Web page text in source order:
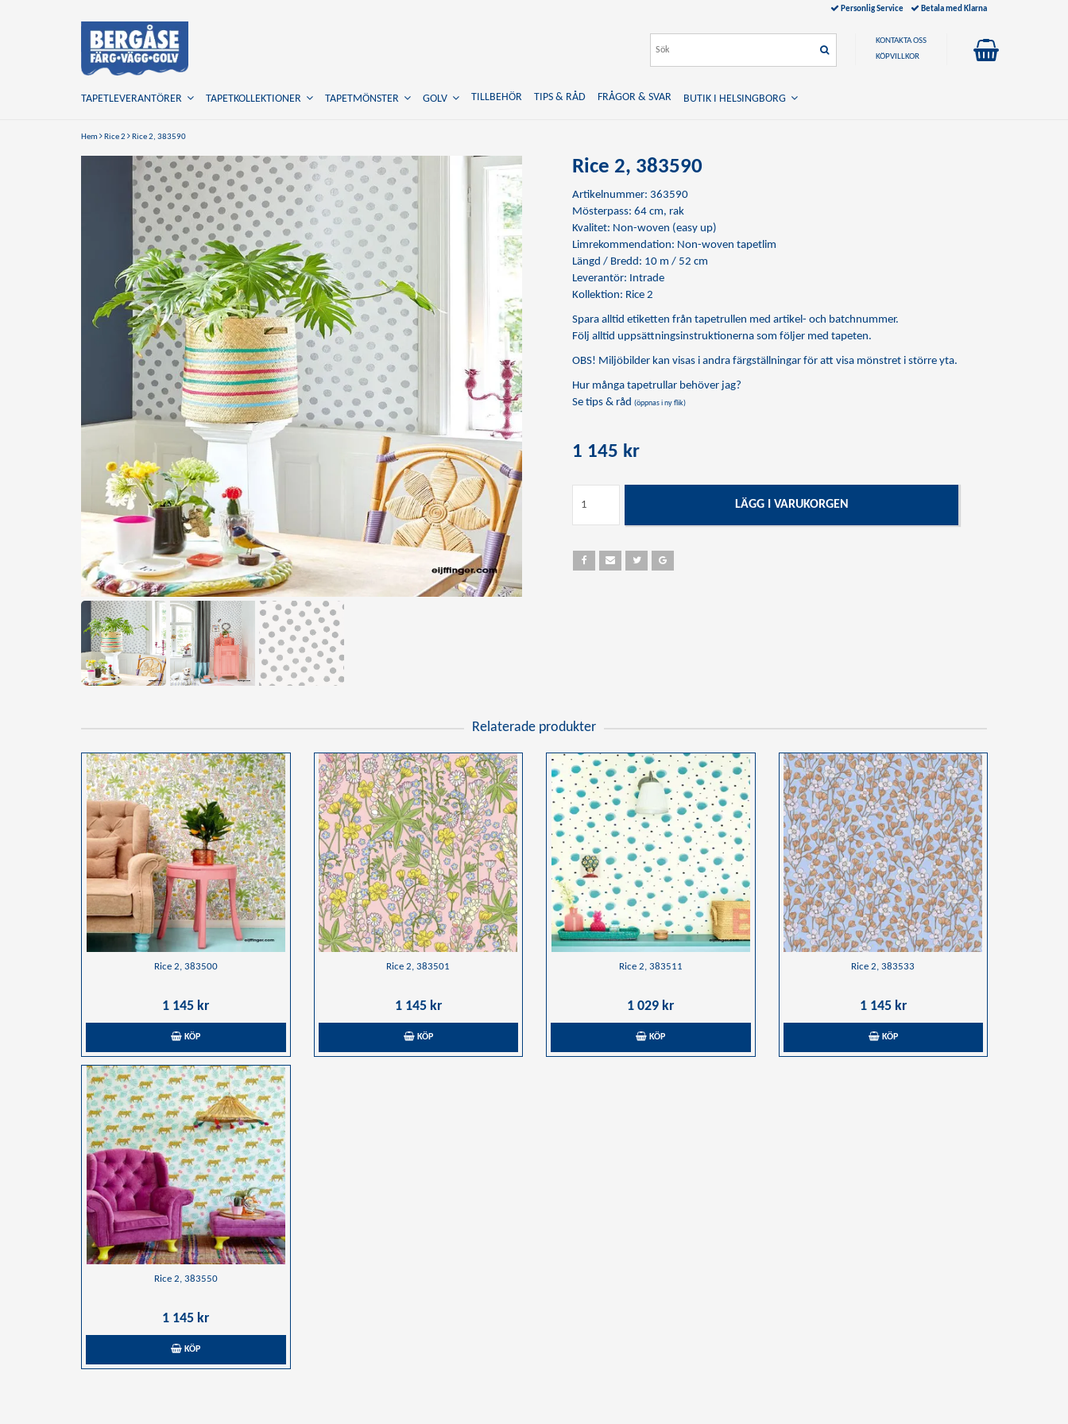
Hem Rice 2 Rice 2, 383590
Rice 2, 383590
Artikelnummer: 363590
Mösterpass: 64 cm, rak
Kvalitet: Non-woven (easy up)
Limrekommendation: Non-woven tapetlim
Längd / Bredd: 10 m / 52 cm
Leverantör: Intrade
Kollektion: Rice 2
Spara alltid etiketten från tapetrullen med artikel- och batchnummer.
Följ alltid uppsättningsinstruktionerna som följer med tapeten.
OBS! Miljöbilder kan visas i andra färgställningar för att visa mönstret i större yta.
Hur många tapetrullar behöver jag?
Se tips & råd (öppnas i ny flik)
1 145 kr
LÄGG I VARUKORGEN
Relaterade produkter
Rice 2, 383500
1 145 kr
KÖP
Rice 2, 383501
1 145 kr
KÖP
Rice 2, 383511
1 029 kr
KÖP
Rice 2, 383533
1 145 kr
KÖP
Rice 2, 383550
1 145 kr
KÖP
Personlig Service Betala med Klarna
KONTAKTA OSS
KÖPVILLKOR
TAPETLEVERANTÖRER TAPETKOLLEKTIONER TAPETMÖNSTER GOLV TILLBEHÖR TIPS & RÅD FRÅGOR & SVAR BUTIK I HELSINGBORG